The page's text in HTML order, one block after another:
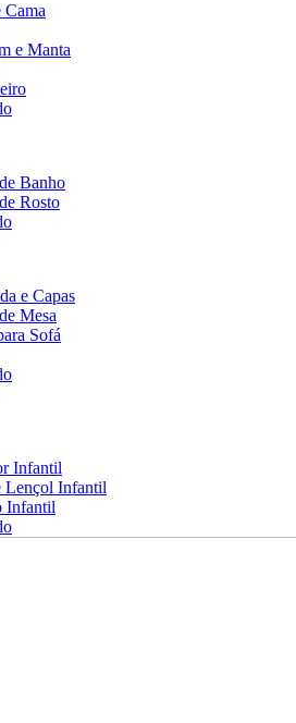
Cama
e Manta
Banho
Rosto
e Capas
Mesa
Sofá
Infantil
Lençol Infantil
Infantil